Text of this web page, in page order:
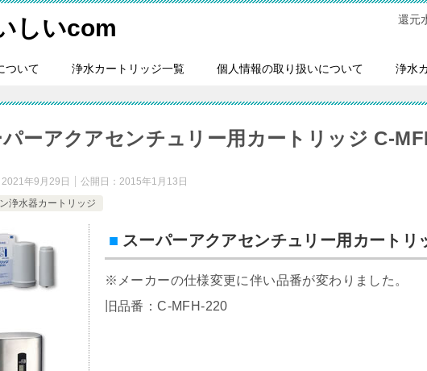
しいcom 還元
ついて 浄水カートリッジ一覧 個人情報の取り扱いについて 浄水
ーアクアセンチュリー用カートリッジ C-
2021年9月29日 公開日： 2015年1月13日
浄水器カートリッジ
スーパーアクアセンチュリー用カートリ
※メーカーの仕様変更に伴い品番が変わりました。
旧品番：C-MFH-220